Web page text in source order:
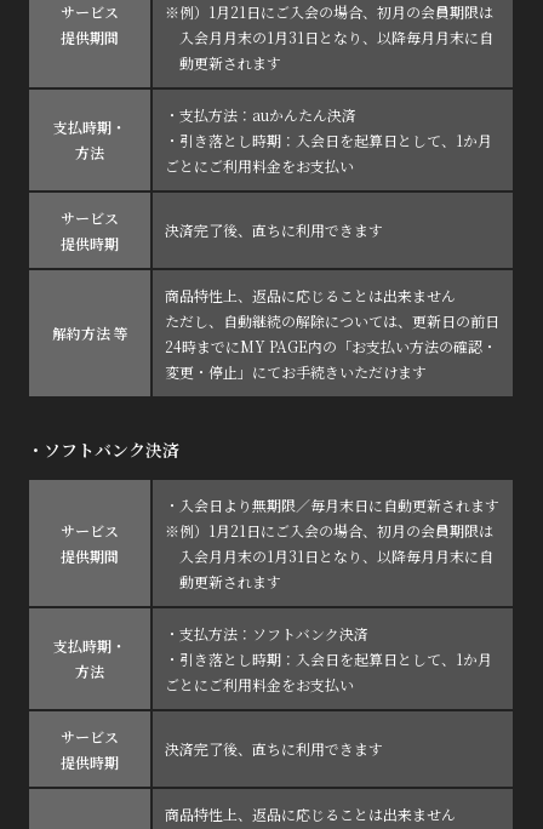
サービス
提供期間
※例）1月21日にご入会の場合、初月の会員期限は
入会月月末の1月31日となり、以降毎月月末に自
動更新されます
支払時期・
方法
・支払方法：auかんたん決済
・引き落とし時期：入会日を起算日として、1か月
ごとにご利用料金をお支払い
サービス
提供時期
決済完了後、直ちに利用できます
解約方法 等
商品特性上、返品に応じることは出来ません
ただし、自動継続の解除については、更新日の前日
24時までにMY PAGE内の「お支払い方法の確認・
変更・停止」にてお手続きいただけます
・ソフトバンク決済
サービス
提供期間
・入会日より無期限／毎月末日に自動更新されます
※例）1月21日にご入会の場合、初月の会員期限は
入会月月末の1月31日となり、以降毎月月末に自
動更新されます
支払時期・
方法
・支払方法：ソフトバンク決済
・引き落とし時期：入会日を起算日として、1か月
ごとにご利用料金をお支払い
サービス
提供時期
決済完了後、直ちに利用できます
商品特性上、返品に応じることは出来ません